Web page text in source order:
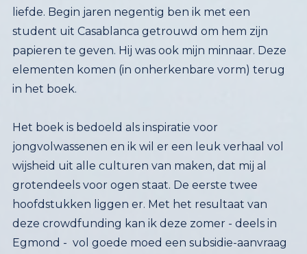
in het boek.
Het boek is bedoeld als inspiratie voor
jongvolwassenen en ik wil er een leuk verhaal vol
wijsheid uit alle culturen van maken, dat mij al
grotendeels voor ogen staat. De eerste twee
hoofdstukken liggen er. Met het resultaat van
deze crowdfunding kan ik deze zomer - deels in
Egmond - vol goede moed een subsidie-aanvraag